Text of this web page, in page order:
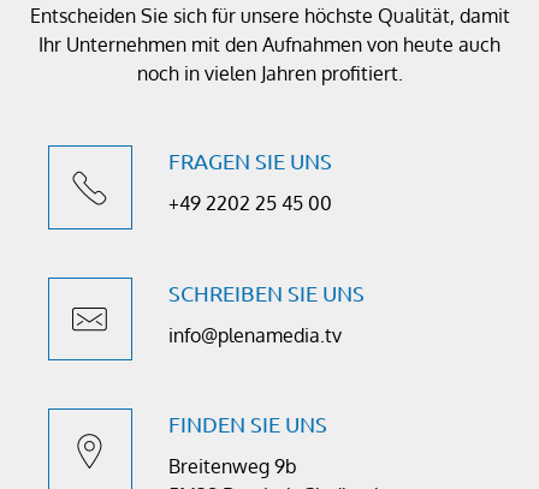
Entscheiden Sie sich für unsere höchste Qualität, damit
Ihr Unternehmen mit den Aufnahmen von heute auch
noch in vielen Jahren profitiert.
FRAGEN SIE UNS
+49 2202 25 45 00
SCHREIBEN SIE UNS
info@plenamedia.tv
FINDEN SIE UNS
Breitenweg 9b